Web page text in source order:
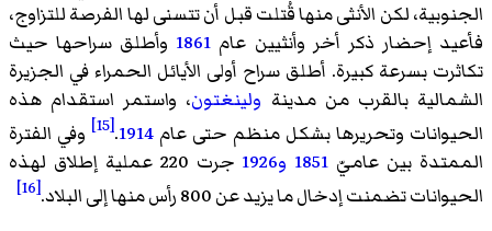
الجنوبية، لكن الأنثى منها قُتلت قبل أن تتسنى لها الفرصة للتزاوج،
فأعيد إحضار ذكر أخر وأنثيين عام 1861 وأطلق سراحها حيث
تكاثرت بسرعة كبيرة. أطلق سراح أولى الأيائل الحمراء في الجزيرة
الشمالية بالقرب من مدينة ولينغتون، واستمر استقدام هذه
الحيوانات وتحريرها بشكل منظم حتى عام 1914
.
[15]
وفي الفترة
الممتدة بين عاميّ 1851 و1926
جرت 220 عملية إطلاق لهذه
الحيوانات تضمنت إدخال ما يزيد عن 800 رأس منها إلى البلاد.
[16]